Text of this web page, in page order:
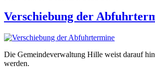
Verschiebung der
Die Gemeindeverwaltung Hille weist darauf
werden.